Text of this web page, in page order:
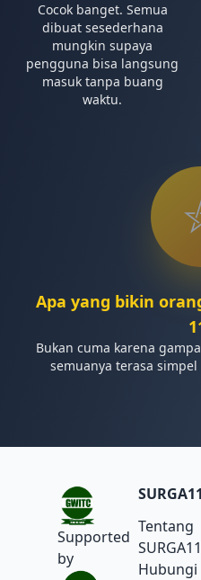
Cocok banget. Semua
dibuat sesederhana
mungkin supaya
pengguna bisa langsung
masuk tanpa buang
waktu.
Apa yang bikin
Bukan cuma karena
semuanya terasa
Supported
by
SURGA11
Tentang
SURGA11
Hubungi